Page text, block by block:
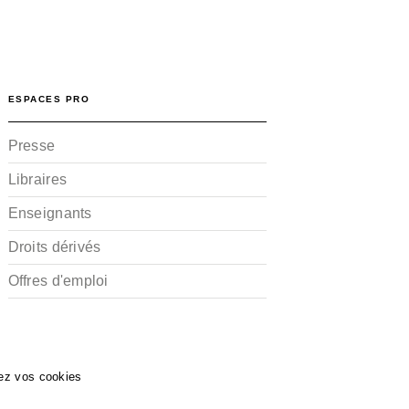
ESPACES PRO
Presse
Libraires
Enseignants
Droits dérivés
Offres d'emploi
vos cookies